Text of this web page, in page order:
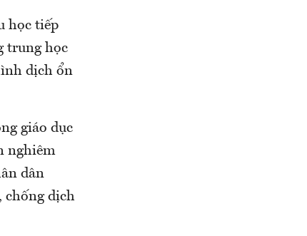
học tiếp
trung học
dịch ổn
giáo dục
nghiêm
dân
chống dịch